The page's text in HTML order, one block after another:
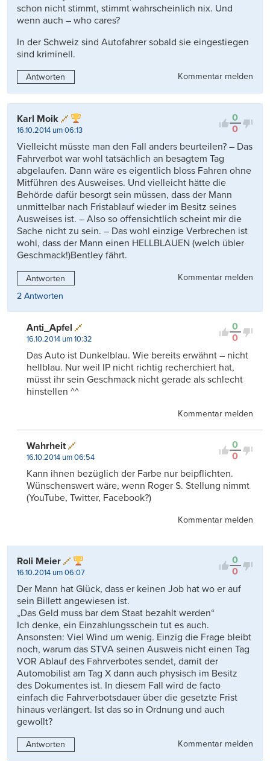
schon nicht stimmt, stimmt wahrscheinlich nix. Und
wenn auch – who cares?
In der Schweiz sind Autofahrer sobald sie eingestiegen
sind kriminell.
Antworten Kommentar melden
0
0
Karl Moik
16.10.2014 um 06:13
Vielleicht müsste man den Fall anders beurteilen? – Das
Fahrverbot war wohl tatsächlich an besagtem Tag
abgelaufen. Dann wäre es eigentlich bloss Fahren ohne
Mitführen des Ausweises. Und vielleicht hätte die
Behörde dafür besorgt sein müssen, dass der Mann
unmittelbar nach Fristablauf wieder im Besitz seines
Ausweises ist. – Also so offensichtlich scheint mir die
Sache nicht zu sein. – Das wohl einzige Verbrechen ist
wohl, dass der Mann einen HELLBLAUEN (welch übler
Geschmack!)Bentley fährt.
Antworten
Kommentar melden
2 Antworten
0
0
Anti_Apfel
16.10.2014 um 10:32
Das Auto ist Dunkelblau. Wie bereits erwähnt – nicht
hellblau. Nur weil IP nicht richtig recherchiert hat,
müsst ihr sein Geschmack nicht gerade als schlecht
hinstellen ^^
Kommentar melden
0
0
Wahrheit
16.10.2014 um 06:54
Kann ihnen bezüglich der Farbe nur beipflichten.
Wünschenswert wäre, wenn Roger S. Stellung nimmt
(YouTube, Twitter, Facebook?)
Kommentar melden
0
0
Roli Meier
16.10.2014 um 06:07
Der Mann hat Glück, dass er keinen Job hat wo er auf
sein Billett angewiesen ist.
„Das Geld muss bar dem Staat bezahlt werden“
Ich denke, ein Einzahlungsschein tut es auch.
Ansonsten: Viel Wind um wenig. Einzig die Frage bleibt
noch, warum das STVA seinen Ausweis nicht einen Tag
VOR Ablauf des Fahrverbotes sendet, damit der
Automobilist am Tag X dann auch physisch im Besitz
des Dokumentes ist. In diesem Fall wird de facto
einfach die Fahrverbotsdauer über die gesetzte Frist
hinaus verlängert. Ist das so in Ordnung und auch
gewollt?
Antworten Kommentar melden